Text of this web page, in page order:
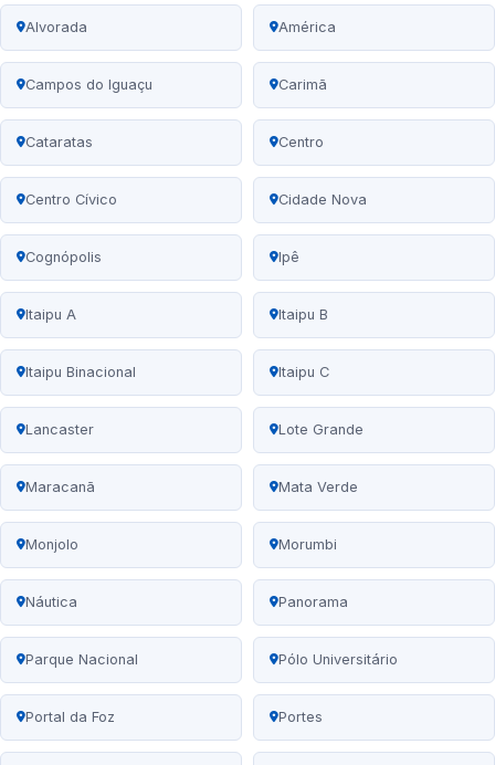
Alvorada América
Campos do Iguaçu Carimã
Cataratas Centro
Centro Cívico Cidade Nova
Cognópolis Ipê
Itaipu A Itaipu B
Itaipu Binacional Itaipu C
Lancaster Lote Grande
Maracanã Mata Verde
Monjolo Morumbi
Náutica Panorama
Parque Nacional Pólo Universitário
Portal da Foz Portes